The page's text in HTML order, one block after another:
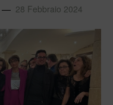
28 Febbraio 2024